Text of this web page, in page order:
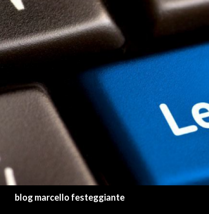
blog marcello festeggiante